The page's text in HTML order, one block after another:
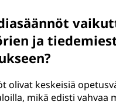
ja
olivat keskeisiä
mikä edisti vahvaa